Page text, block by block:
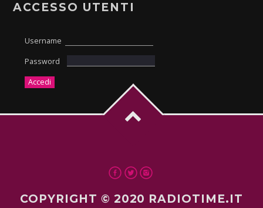
ACCESSO UTENTI
Username
Password
COPYRIGHT © 2020 RADIOTIME.IT